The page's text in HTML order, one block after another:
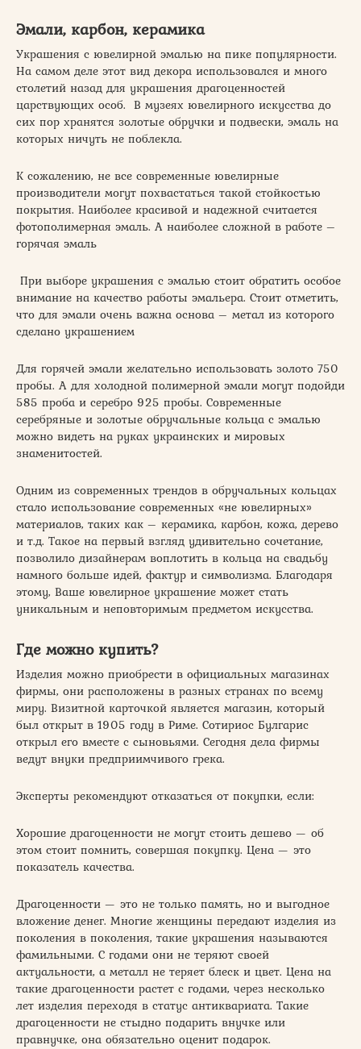
Эмали, карбон, керамика
Украшения с ювелирной эмалью на пике популярности.
На самом деле этот вид декора использовался и много
столетий назад для украшения драгоценностей
царствующих особ. В музеях ювелирного искусства до
сих пор хранятся золотые обручки и подвески, эмаль на
которых ничуть не поблекла.
К сожалению, не все современные ювелирные
производители могут похвастаться такой стойкостью
покрытия. Наиболее красивой и надежной считается
фотополимерная эмаль. А наиболее сложной в работе –
горячая эмаль
При выборе украшения с эмалью стоит обратить особое
внимание на качество работы эмальера. Стоит отметить,
что для эмали очень важна основа – метал из которого
сделано украшением
Для горячей эмали желательно использовать золото 750
пробы. А для холодной полимерной эмали могут подойди
585 проба и серебро 925 пробы. Современные
серебряные и золотые обручальные кольца с эмалью
можно видеть на руках украинских и мировых
знаменитостей.
Одним из современных трендов в обручальных кольцах
стало использование современных «не ювелирных»
материалов, таких как – керамика, карбон, кожа, дерево
и т.д. Такое на первый взгляд удивительно сочетание,
позволило дизайнерам воплотить в кольца на свадьбу
намного больше идей, фактур и символизма. Благодаря
этому, Ваше ювелирное украшение может стать
уникальным и неповторимым предметом искусства.
Где можно купить?
Изделия можно приобрести в официальных магазинах
фирмы, они расположены в разных странах по всему
миру. Визитной карточкой является магазин, который
был открыт в 1905 году в Риме. Сотириос Булгарис
открыл его вместе с сыновьями. Сегодня дела фирмы
ведут внуки предприимчивого грека.
Эксперты рекомендуют отказаться от покупки, если:
Хорошие драгоценности не могут стоить дешево — об
этом стоит помнить, совершая покупку. Цена — это
показатель качества.
Драгоценности — это не только память, но и выгодное
вложение денег. Многие женщины передают изделия из
поколения в поколения, такие украшения называются
фамильными. С годами они не теряют своей
актуальности, а металл не теряет блеск и цвет. Цена на
такие драгоценности растет с годами, через несколько
лет изделия переходя в статус антиквариата. Такие
драгоценности не стыдно подарить внучке или
правнучке, она обязательно оценит подарок.